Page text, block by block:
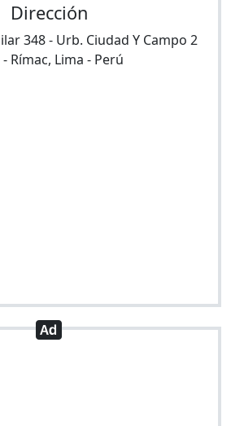
Dirección
348 - Urb. Ciudad Y Campo 2
- Rímac, Lima - Perú